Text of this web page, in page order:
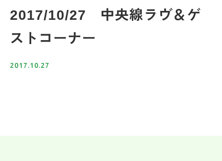
2017/10/27 中央線ラヴ＆ゲ
ストコーナー
2017.10.27